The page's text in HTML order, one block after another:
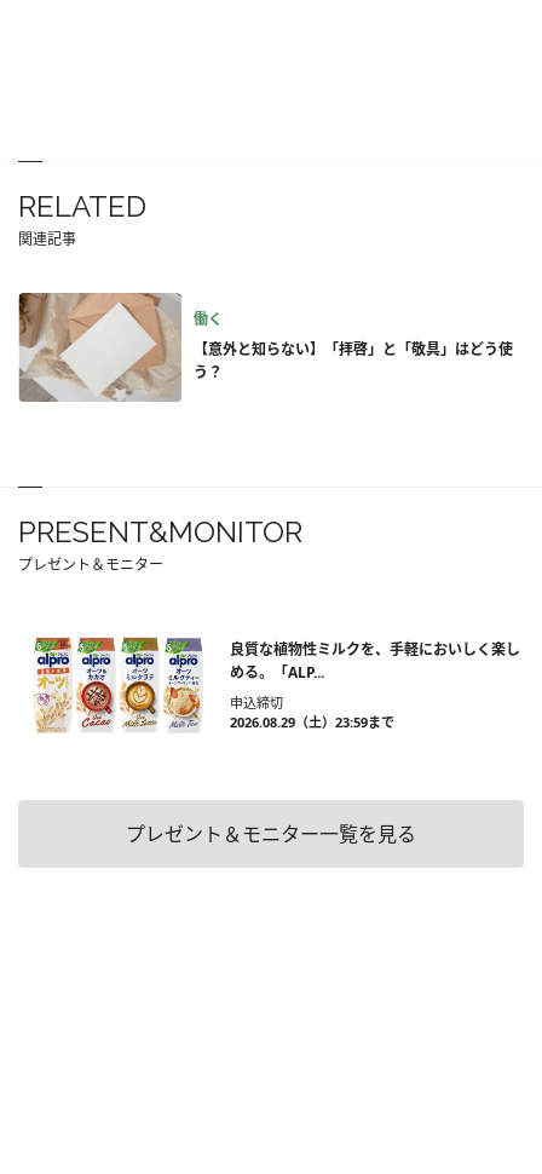
RELATED
関連記事
働く
【意外と知らない】「拝啓」と「敬具」はどう使
う？
PRESENT&MONITOR
プレゼント＆モニター
良質な植物性ミルクを、手軽においしく楽し
める。「ALP...
申込締切
2026.08.29（土）23:59まで
プレゼント＆モニター一覧を見る